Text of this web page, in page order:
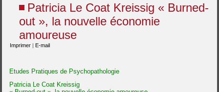
Patricia Le Coat Kreissig « Burned-
out », la nouvelle économie
amoureuse
Imprimer | E-mail
Etudes Pratiques de Psychopathologie
Patricia Le Coat Kreissig